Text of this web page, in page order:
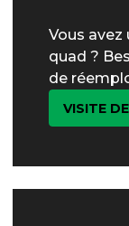
Vous avez
quad ?
de
VISITE